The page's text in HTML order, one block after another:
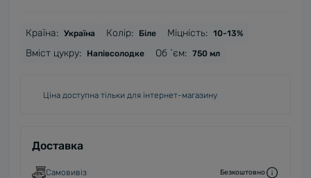
Країна: Україна Колір: Біле Міцність: 10-13%
Вміст цукру: Напівсолодке Об `єм: 750 мл
Ціна доступна тільки для інтернет-магазину
Доставка
Самовивіз Безкоштовно